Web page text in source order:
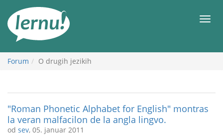
vsebini
Meni
Forum O drugih jezikih
"Roman Phonetic Alphabet for English" montras
la veran malfacilon de la angla lingvo.
od sev, 05. januar 2011